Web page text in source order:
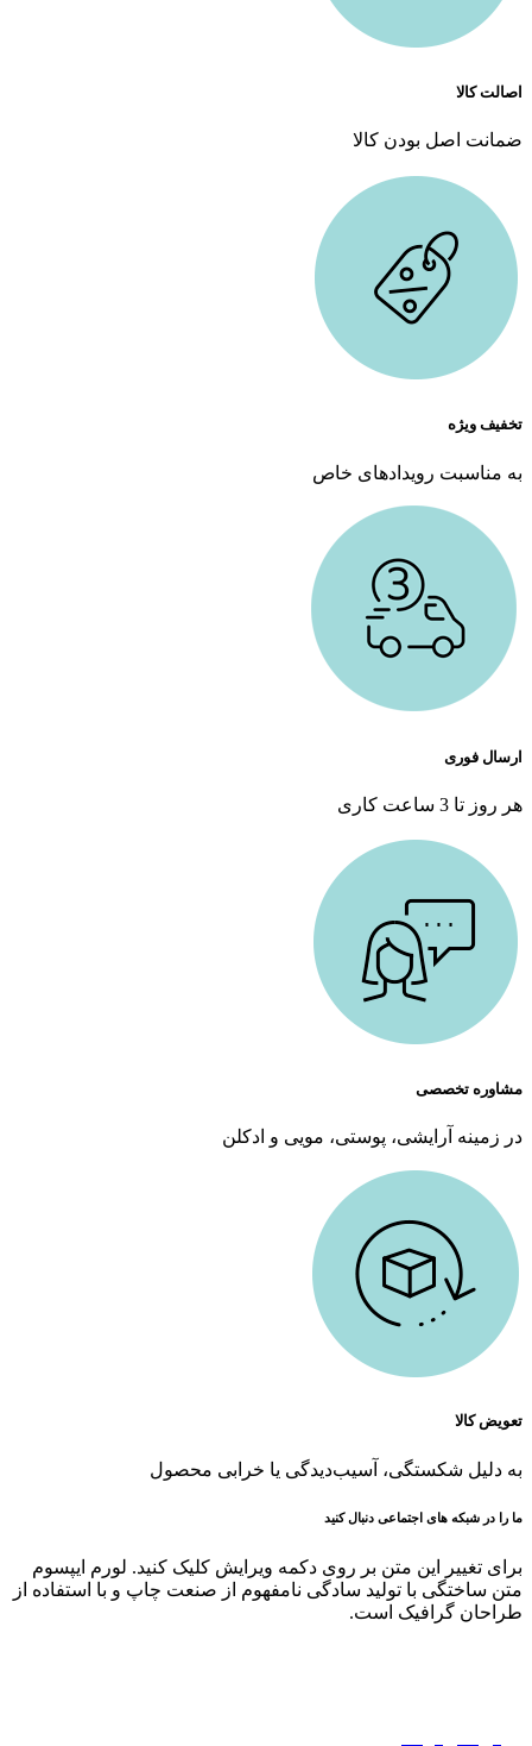
اصالت کالا
ضمانت اصل بودن کالا
تخفیف ویژه
به مناسبت رویدادهای خاص
ارسال فوری
هر روز تا 3 ساعت کاری
مشاوره تخصصی
در زمینه آرایشی، پوستی، مویی و ادکلن
تعویض کالا
به دلیل شکستگی، آسیب‌دیدگی یا خرابی محصول
ما را در شبکه های اجتماعی دنبال کنید
برای تغییر این متن بر روی دکمه ویرایش کلیک کنید. لورم ایپسوم
متن ساختگی با تولید سادگی نامفهوم از صنعت چاپ و با استفاده از
طراحان گرافیک است.